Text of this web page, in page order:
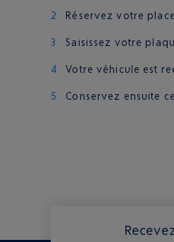
Réservez votre
Saisissez votre
Votre véhicule est
Conservez ensuite